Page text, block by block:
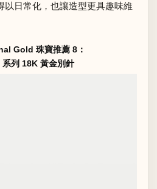
以日常化，也讓造型更具趣味維
Gold 珠寶推薦 8：
系列 18K 黃金別針